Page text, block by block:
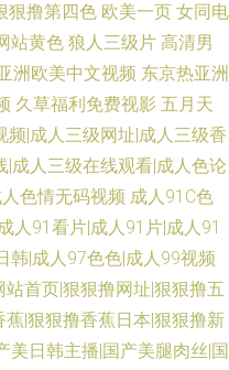
狠撸第四色 欧美一页 女同电
站黄色 狼人三级片 高清男
洲欧美中文视频 东京热亚洲
久草福利免费视影 五月天
频|成人三级网址|成人三级香
成人三级在线观看|成人色论
色情无码视频 成人91C色
人91看片|成人91片|成人91
韩|成人97色色|成人99视频
首页|狠狠撸网址|狠狠撸五
|狠狠撸香蕉日本|狠狠撸新
美日韩主播|国产美腿肉丝|国